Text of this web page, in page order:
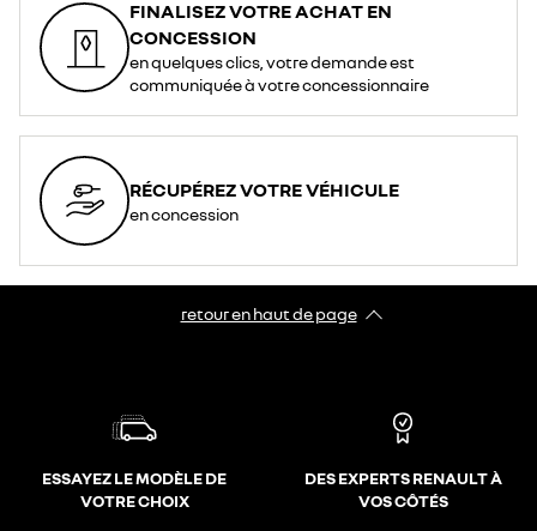
FINALISEZ VOTRE ACHAT EN
CONCESSION
en quelques clics, votre demande est
communiquée à votre concessionnaire
RÉCUPÉREZ VOTRE VÉHICULE
en concession
retour en haut de page​
ESSAYEZ LE MODÈLE DE
VOTRE CHOIX
DES EXPERTS RENAULT À
VOS CÔTÉS